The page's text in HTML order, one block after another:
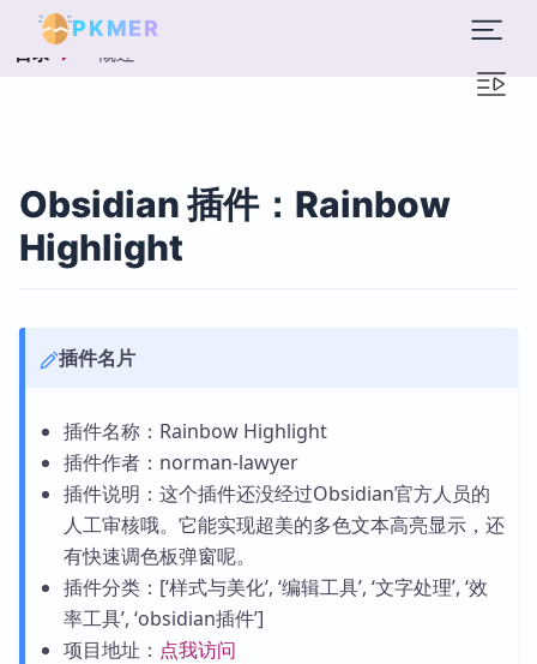
PKMER
目录 概述
Obsidian 插件：Rainbow
Highlight
插件名片
插件名称：Rainbow Highlight
插件作者：norman-lawyer
插件说明：这个插件还没经过Obsidian官方人员的
人工审核哦。它能实现超美的多色文本高亮显示，还
有快速调色板弹窗呢。
插件分类：[‘样式与美化’, ‘编辑工具’, ‘文字处理’, ‘效
率工具’, ‘obsidian插件’]
项目地址： 点我访问